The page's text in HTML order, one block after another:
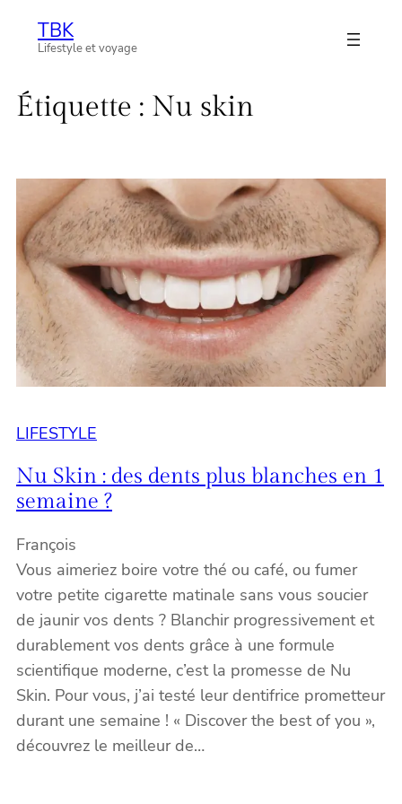
AllerTBK
Lifestyle et voyage
Étiquette : Nu skin
LIFESTYLE
Nu Skin : des dents plus blanches en 1
semaine ?
François
Vous aimeriez boire votre thé ou café, ou fumer
votre petite cigarette matinale sans vous soucier
de jaunir vos dents ? Blanchir progressivement et
durablement vos dents grâce à une formule
scientifique moderne, c’est la promesse de Nu
Skin. Pour vous, j’ai testé leur dentifrice prometteur
durant une semaine ! « Discover the best of you »,
découvrez le meilleur de…